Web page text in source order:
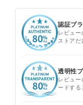
認証プ
レビュー
ストアだ
透明性
レビュー
ードする